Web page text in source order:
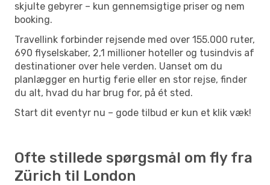
skjulte gebyrer – kun gennemsigtige priser og nem
booking.
Travellink forbinder rejsende med over 155.000 ruter,
690 flyselskaber, 2,1 millioner hoteller og tusindvis af
destinationer over hele verden. Uanset om du
planlægger en hurtig ferie eller en stor rejse, finder
du alt, hvad du har brug for, på ét sted.
Start dit eventyr nu – gode tilbud er kun et klik væk!
Ofte stillede spørgsmål om fly fra
Zürich til London